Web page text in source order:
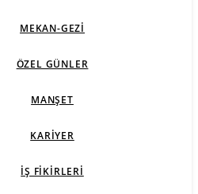
MEKAN-GEZI
ÖZEL GÜNLER
MANŞET
KARIYER
İŞ FIKIRLERI